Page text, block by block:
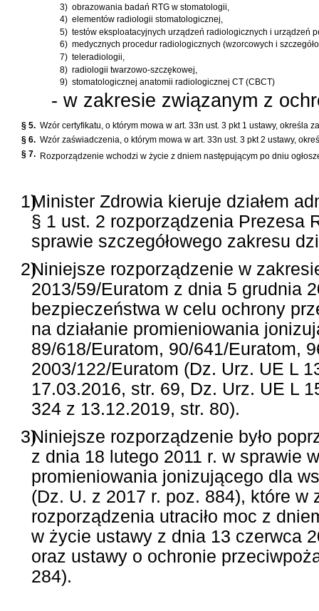
3) obrazowania badań RTG w stomatologii,
4) elementów radiologii stomatologicznej,
5) testów eksploatacyjnych urządzeń radiologicznych i urządzeń
6) medycznych procedur radiologicznych (wzorcowych i
7) teleradiologii,
8) radiologii twarzowo-szczękowej,
9) stomatologicznej anatomii radiologicznej CT (CBCT)
- w zakresie związanym z
§ 5. Wzór certyfikatu, o którym mowa w art. 33n ust. 3 pkt 1 ustawy, określa
§ 6. Wzór zaświadczenia, o którym mowa w art. 33n ust. 3 pkt 2 ustawy,
§ 7. Rozporządzenie wchodzi w życie z dniem następującym po dniu
1)Minister Zdrowia kieruje działem
§ 1 ust. 2 rozporządzenia Prezesa
sprawie szczegółowego zakresu
2)Niniejsze rozporządzenie w
2013/59/Euratom z dnia 5 grudnia
bezpieczeństwa w celu ochrony
na działanie promieniowania
89/618/Euratom, 90/641/Euratom,
2003/122/Euratom (Dz. Urz. UE L
17.03.2016, str. 69, Dz. Urz. UE L
324 z 13.12.2019, str. 80).
3)Niniejsze rozporządzenie było
z dnia 18 lutego 2011 r. w sprawie
promieniowania jonizującego dla
(Dz. U. z 2017 r. poz. 884), które
rozporządzenia utraciło moc z
w życie ustawy z dnia 13 czerwca
oraz ustawy o ochronie
284).